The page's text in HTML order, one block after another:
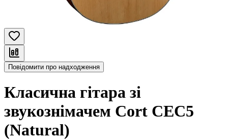
Повідомити про надходження
Класична гітара зі
звукознімачем Cort CEC5
(Natural)